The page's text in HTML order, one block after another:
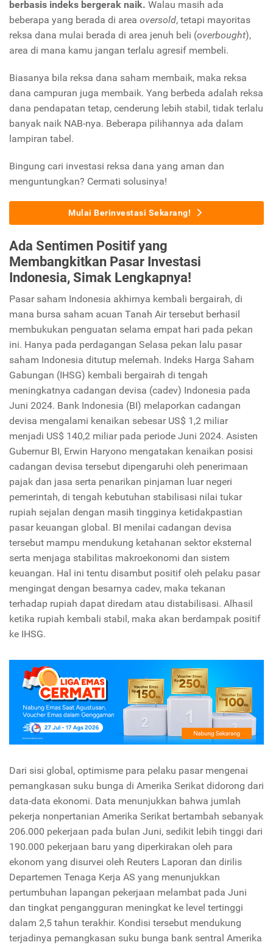
berbasis indeks bergerak naik. Walau masih ada
beberapa yang berada di area oversold, tetapi mayoritas
reksa dana mulai berada di area jenuh beli (overbought),
area di mana kamu jangan terlalu agresif membeli.
Biasanya bila reksa dana saham membaik, maka reksa
dana campuran juga membaik. Yang berbeda adalah reksa
dana pendapatan tetap, cenderung lebih stabil, tidak terlalu
banyak naik NAB-nya. Beberapa pilihannya ada dalam
lampiran tabel.
Bingung cari investasi reksa dana yang aman dan
menguntungkan? Cermati solusinya!
Mulai Berinvestasi Sekarang!
Ada Sentimen Positif yang
Membangkitkan Pasar Investasi
Indonesia, Simak Lengkapnya!
Pasar saham Indonesia akhirnya kembali bergairah, di
mana bursa saham acuan Tanah Air tersebut berhasil
membukukan penguatan selama empat hari pada pekan
ini. Hanya pada perdagangan Selasa pekan lalu pasar
saham Indonesia ditutup melemah. Indeks Harga Saham
Gabungan (IHSG) kembali bergairah di tengah
meningkatnya cadangan devisa (cadev) Indonesia pada
Juni 2024. Bank Indonesia (BI) melaporkan cadangan
devisa mengalami kenaikan sebesar US$ 1,2 miliar
menjadi US$ 140,2 miliar pada periode Juni 2024. Asisten
Gubernur BI, Erwin Haryono mengatakan kenaikan posisi
cadangan devisa tersebut dipengaruhi oleh penerimaan
pajak dan jasa serta penarikan pinjaman luar negeri
pemerintah, di tengah kebutuhan stabilisasi nilai tukar
rupiah sejalan dengan masih tingginya ketidakpastian
pasar keuangan global. BI menilai cadangan devisa
tersebut mampu mendukung ketahanan sektor eksternal
serta menjaga stabilitas makroekonomi dan sistem
keuangan. Hal ini tentu disambut positif oleh pelaku pasar
mengingat dengan besarnya cadev, maka tekanan
terhadap rupiah dapat diredam atau distabilisasi. Alhasil
ketika rupiah kembali stabil, maka akan berdampak positif
ke IHSG.
Dari sisi global, optimisme para pelaku pasar mengenai
pemangkasan suku bunga di Amerika Serikat didorong dari
data-data ekonomi. Data menunjukkan bahwa jumlah
pekerja nonpertanian Amerika Serikat bertambah sebanyak
206.000 pekerjaan pada bulan Juni, sedikit lebih tinggi dari
190.000 pekerjaan baru yang diperkirakan oleh para
ekonom yang disurvei oleh Reuters Laporan dan dirilis
Departemen Tenaga Kerja AS yang menunjukkan
pertumbuhan lapangan pekerjaan melambat pada Juni
dan tingkat pengangguran meningkat ke level tertinggi
dalam 2,5 tahun terakhir. Kondisi tersebut mendukung
terjadinya pemangkasan suku bunga bank sentral Amerika